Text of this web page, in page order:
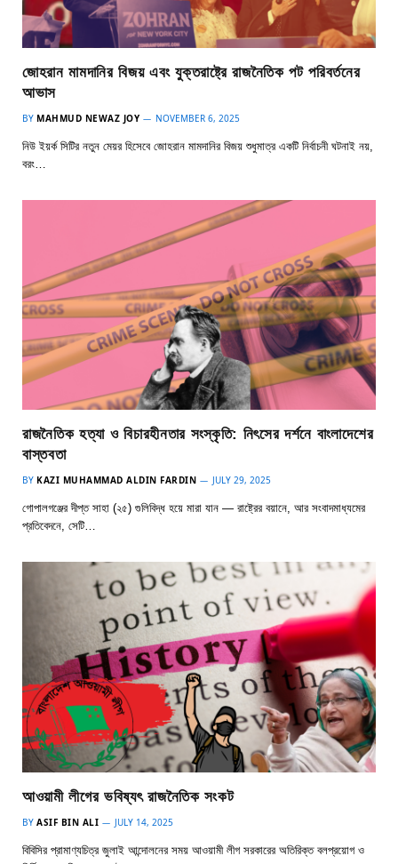
জোহরান মামদানির বিজয় এবং যুক্তরাষ্ট্রে রাজনৈতিক পট পরিবর্তনের
আভাস
BY MAHMUD NEWAZ JOY NOVEMBER 6, 2025
নিউ ইয়র্ক সিটির নতুন মেয়র হিসেবে জোহরান মামদানির বিজয় শুধুমাত্র একটি নির্বাচনী ঘটনাই নয়,
বরং…
রাজনৈতিক হত্যা ও বিচারহীনতার সংস্কৃতি: নিৎসের দর্শনে বাংলাদেশের
বাস্তবতা
BY KAZI MUHAMMAD ALDIN FARDIN JULY 29, 2025
গোপালগঞ্জের দীপ্ত সাহা (২৫) গুলিবিদ্ধ হয়ে মারা যান — রাষ্ট্রের বয়ানে, আর সংবাদমাধ্যমের
প্রতিবেদনে, সেটি…
আওয়ামী লীগের ভবিষ্যৎ রাজনৈতিক সংকট
BY ASIF BIN ALI JULY 14, 2025
বিবিসির প্রামাণ্যচিত্র জুলাই আন্দোলনের সময় আওয়ামী লীগ সরকারের অতিরিক্ত বলপ্রয়োগ ও